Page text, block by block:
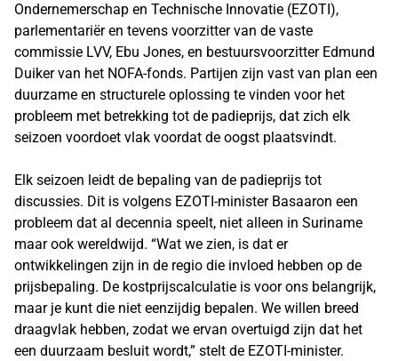
Ondernemerschap en Technische Innovatie (EZOTI),
parlementariër en tevens voorzitter van de vaste
commissie LVV, Ebu Jones, en bestuursvoorzitter Edmund
Duiker van het NOFA-fonds. Partijen zijn vast van plan een
duurzame en structurele oplossing te vinden voor het
probleem met betrekking tot de padieprijs, dat zich elk
seizoen voordoet vlak voordat de oogst plaatsvindt.
Elk seizoen leidt de bepaling van de padieprijs tot
discussies. Dit is volgens EZOTI-minister Basaaron een
probleem dat al decennia speelt, niet alleen in Suriname
maar ook wereldwijd. “Wat we zien, is dat er
ontwikkelingen zijn in de regio die invloed hebben op de
prijsbepaling. De kostprijscalculatie is voor ons belangrijk,
maar je kunt die niet eenzijdig bepalen. We willen breed
draagvlak hebben, zodat we ervan overtuigd zijn dat het
een duurzaam besluit wordt,” stelt de EZOTI-minister.